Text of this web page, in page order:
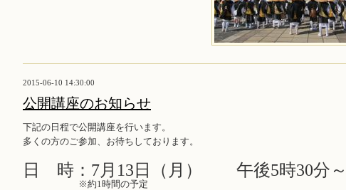
2015-06-10 14:30:00
公開講座のお知らせ
下記の日程で公開講座を行います。
多くの方のご参加、お待ちしております。
日 時：7月13日（月） 午後5時30分
※約1時間の予定